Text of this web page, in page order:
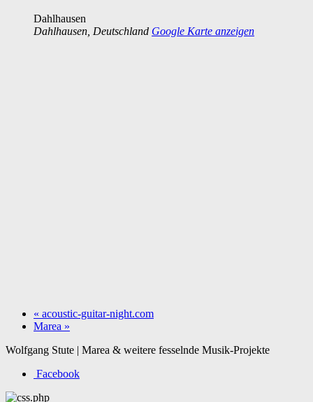
Dahlhausen
Dahlhausen Deutschland Google Karte anzeigen
« acoustic-guitar-night.com
Marea »
Wolfgang Stute | Marea & weitere fesselnde Musik-Projekte
Facebook